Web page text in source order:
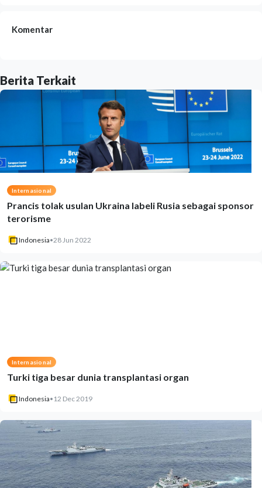
Komentar
Berita Terkait
Internasional
Prancis tolak usulan Ukraina labeli Rusia sebagai sponsor
terorisme
Indonesia•28 Jun 2022
Internasional
Turki tiga besar dunia transplantasi organ
Indonesia• 12 Dec 2019